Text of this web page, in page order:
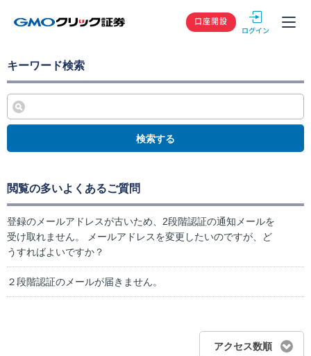
GMOクリック
口座開設
キーワード検索
検索する
閲覧の多いよくあるご質問
登録のメールアドレスが古いため、2段階認証の通知メールを
受け取れません。 メールアドレスを変更したいのですが、ど
うすればよいですか？
２段階認証のメールが届きません。
アクセス数順